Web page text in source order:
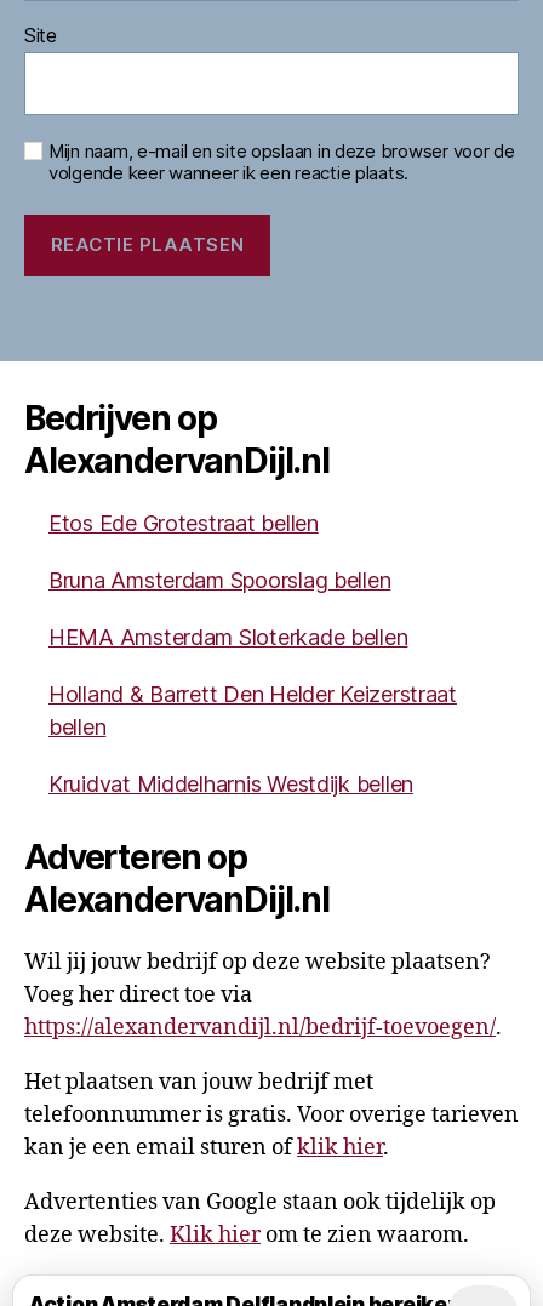
Site
Mijn naam, e-mail en site opslaan in deze browser voor de
volgende keer wanneer ik een reactie plaats.
Bedrijven op
AlexandervanDijl.nl
Etos Ede Grotestraat bellen
Bruna Amsterdam Spoorslag bellen
HEMA Amsterdam Sloterkade bellen
Holland & Barrett Den Helder Keizerstraat
bellen
Kruidvat Middelharnis Westdijk bellen
Adverteren op
AlexandervanDijl.nl
Wil jij jouw bedrijf op deze website plaatsen?
Voeg her direct toe via
https://alexandervandijl.nl/bedrijf-toevoegen/.
Het plaatsen van jouw bedrijf met
telefoonnummer is gratis. Voor overige tarieven
kan je een email sturen ofklik hier.
Advertenties van Google staan ook tijdelijk op
deze website. Klik hierom te zien waarom.